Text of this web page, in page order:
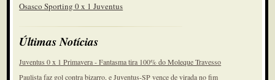
Osasco Sporting 0 x 1 Juventus
Últimas Notícias
Juventus 0 x 1 Primavera - Fantasma tira 100% do Moleque Travesso
Paulista faz gol contra bizarro, e Juventus-SP vence de virada no fim